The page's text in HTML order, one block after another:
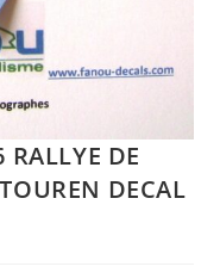
DE
DECAL